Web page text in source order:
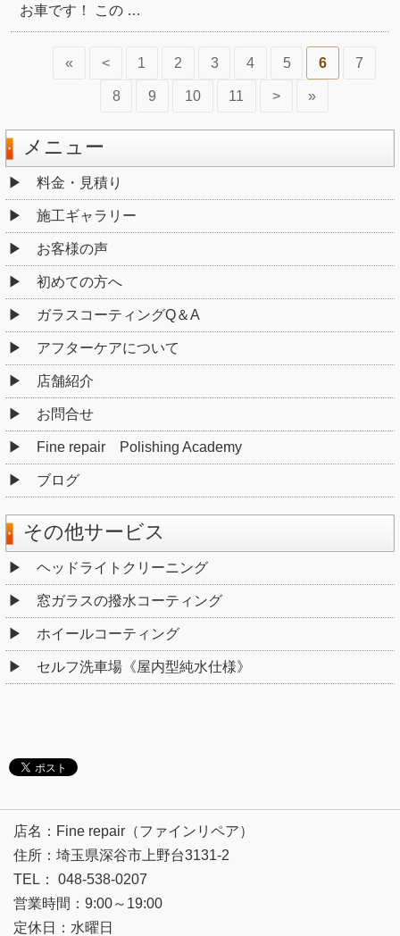
お車です！ この …
« < 1 2 3 4 5 6 7
8 9 10 11 > »
メニュー
料金・見積り
施工ギャラリー
お客様の声
初めての方へ
ガラスコーティングQ＆A
アフターケアについて
店舗紹介
お問合せ
Fine repair Polishing Academy
ブログ
その他サービス
ヘッドライトクリーニング
窓ガラスの撥水コーティング
ホイールコーティング
セルフ洗車場《屋内型純水仕様》
店名：Fine repair（ファインリペア）
住所：埼玉県深谷市上野台3131-2
TEL： 048-538-0207
営業時間：9:00～19:00
定休日：水曜日